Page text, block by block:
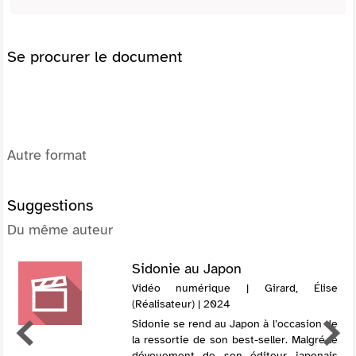
Se procurer le document
Autre format
Suggestions
Du même auteur
Sidonie au Japon
Vidéo numérique | Girard, Élise
(Réalisateur) | 2024
Sidonie se rend au Japon à l’occasion de
la ressortie de son best-seller. Malgré le